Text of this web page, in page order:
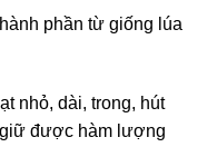
phần từ giống lúa
nhỏ, dài, trong, hút
được hàm lượng